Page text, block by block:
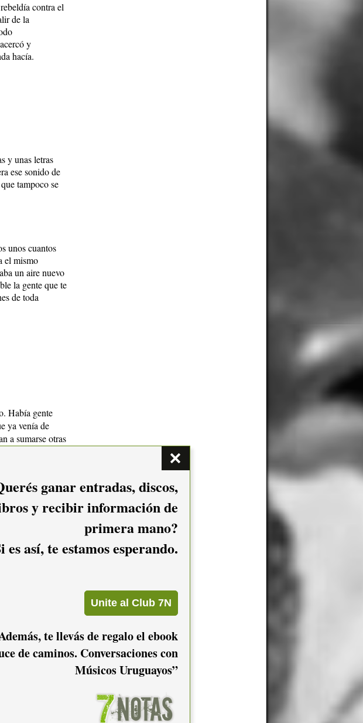
contra el
de la
y
hacía.
y unas letras
ese sonido de
tampoco se
unos cuantos
el mismo
un aire nuevo
la gente que te
de toda
Había gente
ya venía de
a sumarse otras
se puede
pasado un
en ese
mucho más
la versión de
parte... Y
cuenta que
lo que tenía de
ganar entradas, discos,
y recibir información de
primera mano?
es así, te estamos esperando.
te llevás de regalo el ebook
de caminos. Conversaciones con
Músicos Uruguayos”